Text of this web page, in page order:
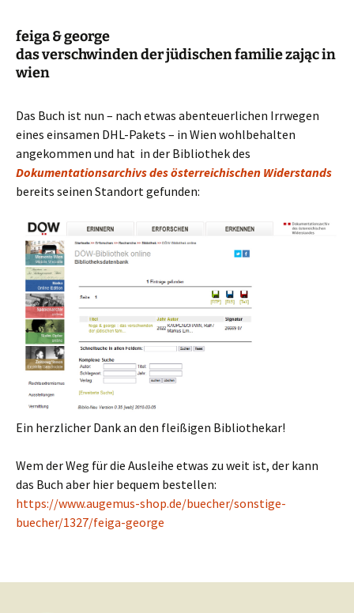
feiga & george
das verschwinden der jüdischen familie zając in
wien
Das Buch ist nun – nach etwas abenteuerlichen Irrwegen
eines einsamen DHL-Pakets – in Wien wohlbehalten
angekommen und hat in der Bibliothek des
Dokumentationsarchivs des österreichischen Widerstands
bereits seinen Standort gefunden:
Ein herzlicher Dank an den fleißigen Bibliothekar!
Wem der Weg für die Ausleihe etwas zu weit ist, der kann
das Buch aber hier bequem bestellen:
https://www.augemus-shop.de/buecher/sonstige-
buecher/1327/feiga-george